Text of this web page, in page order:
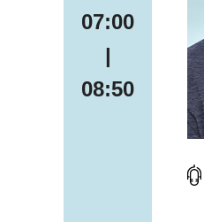
07:00
|
08:50